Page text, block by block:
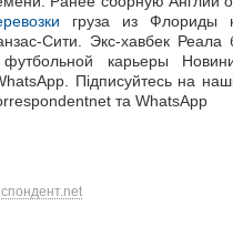
груза из Флориды
Сити. Экс-хавбек Реала
карьеры
Підписуйтесь на
та WhatsApp